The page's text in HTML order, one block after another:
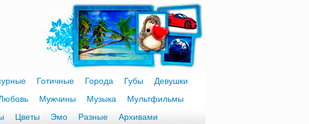
Готичные Города Губы
Девушки
Мужчины Музыка
Мультфильмы
Цветы Эмо Разные Архивами